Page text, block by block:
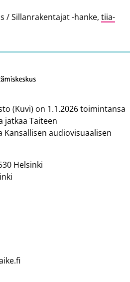
/ Sillanrakentajat -hanke, tiia-
(Kuvi) on 1.1.2026 toimintansa
jatkaa Taiteen
Kansallisen audiovisuaalisen
Helsinki